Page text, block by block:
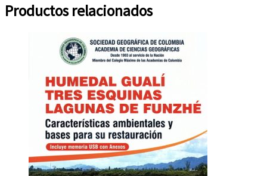
Productos relacionados